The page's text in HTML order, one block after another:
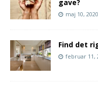
gave?
maj 10, 2020
Find det
februar 11,